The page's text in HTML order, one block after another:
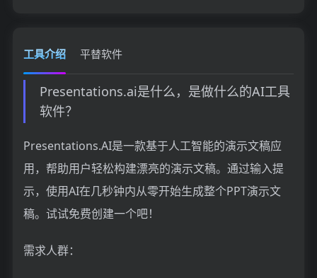
工具介绍 平替软件
Presentations.ai是什么，是做什么的AI工具
软件？
Presentations.AI是一款基于人工智能的演示文稿应
用，帮助用户轻松构建漂亮的演示文稿。通过输入提
示，使用AI在几秒钟内从零开始生成整个PPT演示文
稿。试试免费创建一个吧！
需求人群：